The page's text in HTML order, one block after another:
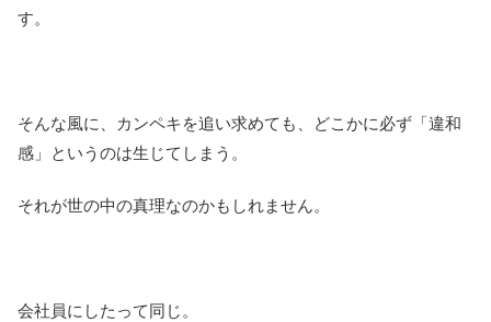
す。
そんな風に、カンペキを追い求めても、どこかに必ず「違和
感」というのは生じてしまう。
それが世の中の真理なのかもしれません。
会社員にしたって同じ。